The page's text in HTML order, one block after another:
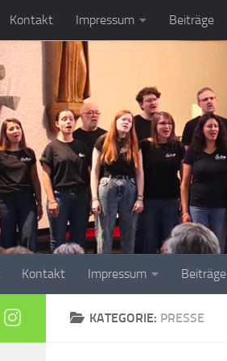
Kontakt Impressum Beiträge
Kontakt Impressum Beiträge
KATEGORIE: PRESSE